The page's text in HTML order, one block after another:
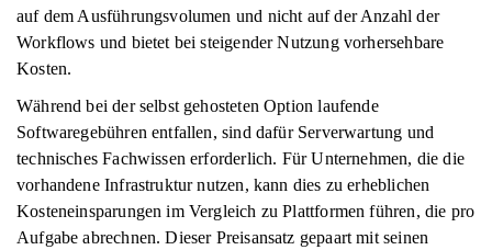
auf dem Ausführungsvolumen und nicht auf der Anzahl der
Workflows und bietet bei steigender Nutzung vorhersehbare
Kosten.
Während bei der selbst gehosteten Option laufende
Softwaregebühren entfallen, sind dafür Serverwartung und
technisches Fachwissen erforderlich. Für Unternehmen, die die
vorhandene Infrastruktur nutzen, kann dies zu erheblichen
Kosteneinsparungen im Vergleich zu Plattformen führen, die pro
Aufgabe abrechnen. Dieser Preisansatz gepaart mit seinen